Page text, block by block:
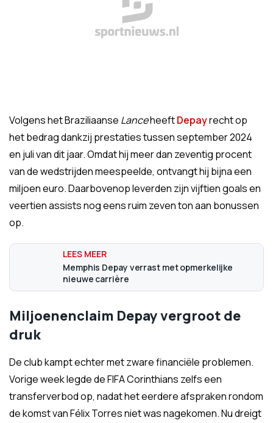
Volgens het Braziliaanse LanceheeftDepayrecht op
het bedrag dankzij prestaties tussen september 2024
en juli van dit jaar. Omdat hij meer dan zeventig procent
van de wedstrijden meespeelde, ontvangt hij bijna een
miljoen euro. Daarbovenop leverden zijn vijftien goals en
veertien assists nog eens ruim zeven ton aan bonussen
op.
Memphis Depay verrast met opmerkelijke
nieuwe carrière
Miljoenenclaim Depay vergroot de
druk
De club kampt echter met zware financiële problemen.
Vorige week legde de FIFA Corinthians zelfs een
transferverbod op, nadat het eerdere afspraken rondom
de komst van Félix Torres niet was nagekomen. Nu dreigt